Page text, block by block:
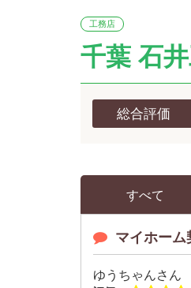
工務店
千葉 石
総合評価
すべて
マイホーム
ゆうちゃんさん